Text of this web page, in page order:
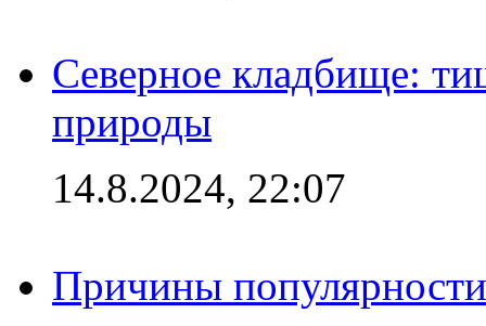
Северное кладбище:
природы
14.8.2024, 22:07
Причины